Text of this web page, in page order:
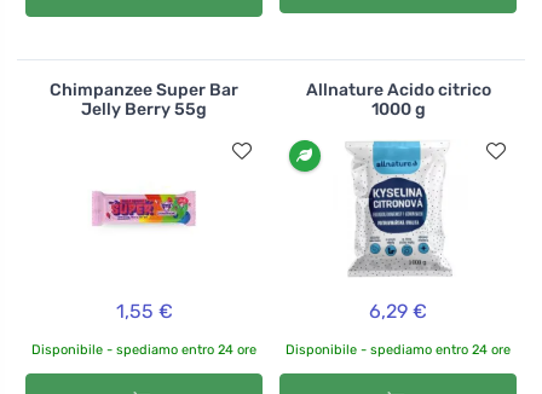
Chimpanzee Super Bar
Jelly Berry 55g
1,55 €
Disponibile - spediamo entro 24 ore
Allnature Acido citrico
1000 g
6,29 €
Disponibile - spediamo entro 24 ore